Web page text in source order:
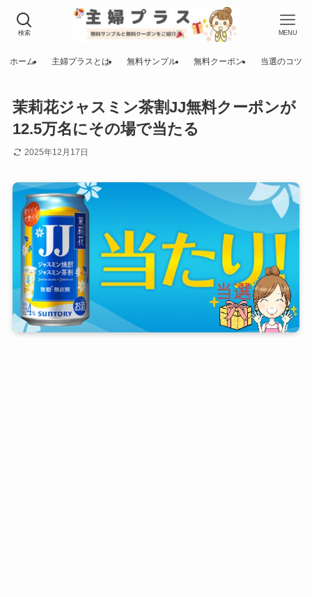
検索 MENU
ホーム 主婦プラスとは 無料サンプル 無料クーポン 当選のコツ
茉莉花ジャスミン茶割JJ無料クーポンが
12.5万名にその場で当たる
2025年12月17日